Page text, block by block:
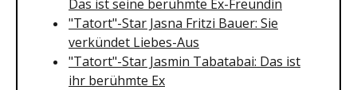
Das ist seine berühmte Ex-Freundin
"Tatort"-Star Jasna Fritzi Bauer: Sie
verkündet Liebes-Aus
"Tatort"-Star Jasmin Tabatabai: Das ist
ihr berühmte Ex